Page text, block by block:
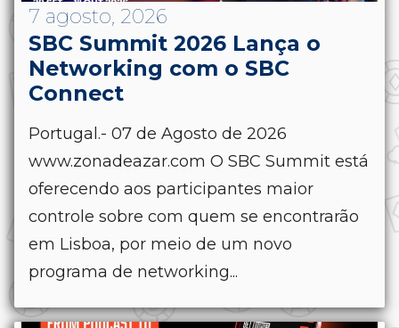
7 agosto, 2026
SBC Summit 2026 Lança o
Networking com o SBC
Connect
Portugal.- 07 de Agosto de 2026
www.zonadeazar.com O SBC Summit está
oferecendo aos participantes maior
controle sobre com quem se encontrarão
em Lisboa, por meio de um novo
programa de networking...